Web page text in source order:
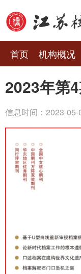
首页 机构概况
2023年第
信息时间：2023-05-